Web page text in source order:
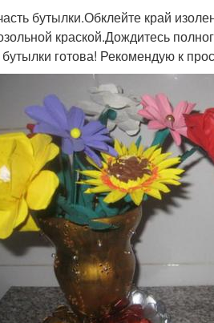
бутылки.Обклейте край
краской.Дождитесь
готова! Рекомендую к